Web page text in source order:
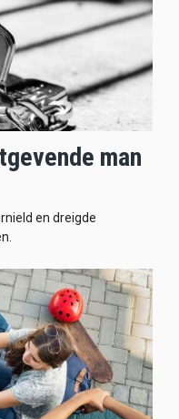
man
en dreigde